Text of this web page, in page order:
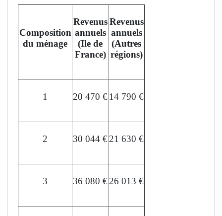
Composition
du ménage
Revenus
annuels
(Ile de
France)
Revenus
annuels
(Autres
régions)
1 20 470 €14 790 €
2 30 044 €21 630 €
3 36 080 €26 013 €